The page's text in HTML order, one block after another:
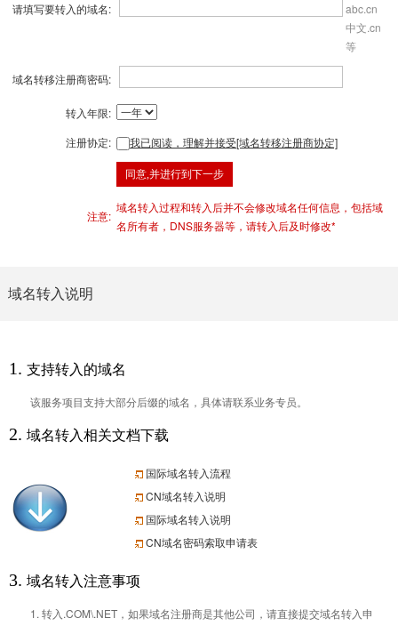
请填写要转入的域名:
abc.cn
中文.cn
等
域名转移注册商密码:
转入年限:
注册协定:
我已阅读，理解并接受[域名转移注册商协定]
注意:
域名转入过程和转入后并不会修改域名任何信息，包括域
名所有者，DNS服务器等，请转入后及时修改*
域名转入说明
1. 支持转入的域名
该服务项目支持大部分后缀的域名，具体请联系业务专员。
2. 域名转入相关文档下载
国际域名转入流程
CN域名转入说明
国际域名转入说明
CN域名密码索取申请表
3. 域名转入注意事项
1. 转入.COM\.NET，如果域名注册商是其他公司，请直接提交域名转入申